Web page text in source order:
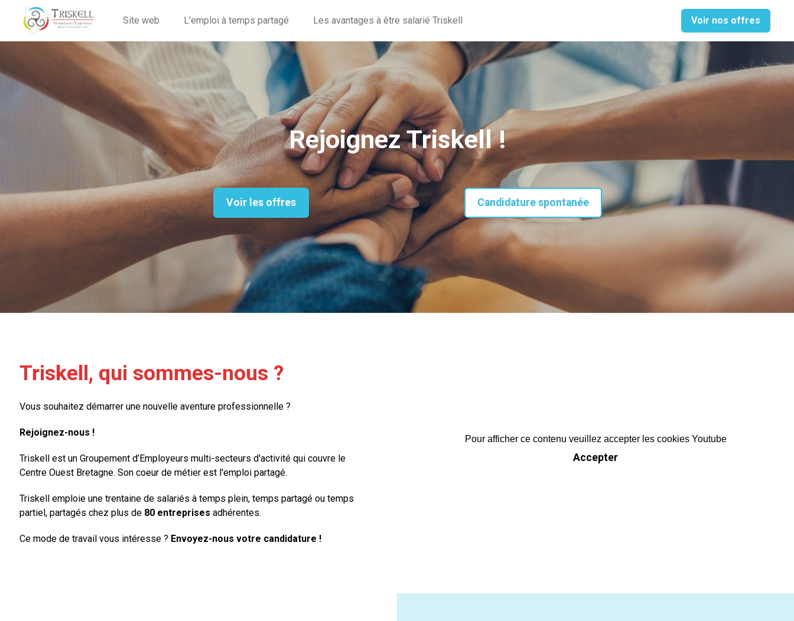
Site web L'emploi à temps partagé Les avantages à être salarié Triskell Voir nos offres
Rejoignez Triskell !
Voir les offres Candidature spontanée
Triskell, qui sommes-nous ?
Vous souhaitez démarrer une nouvelle aventure professionnelle ?
Rejoignez-nous !
Triskell est un Groupement d’Employeurs multi-secteurs d'activité qui couvre le
Centre Ouest Bretagne. Son coeur de métier est l'emploi partagé.
Triskell emploie une trentaine de salariés à temps plein, temps partagé ou temps
partiel, partagés chez plus de 80 entreprises adhérentes.
Ce mode de travail vous intéresse ? Envoyez-nous votre candidature !
Pour afficher ce contenu veuillez accepter les cookies Youtube
Accepter